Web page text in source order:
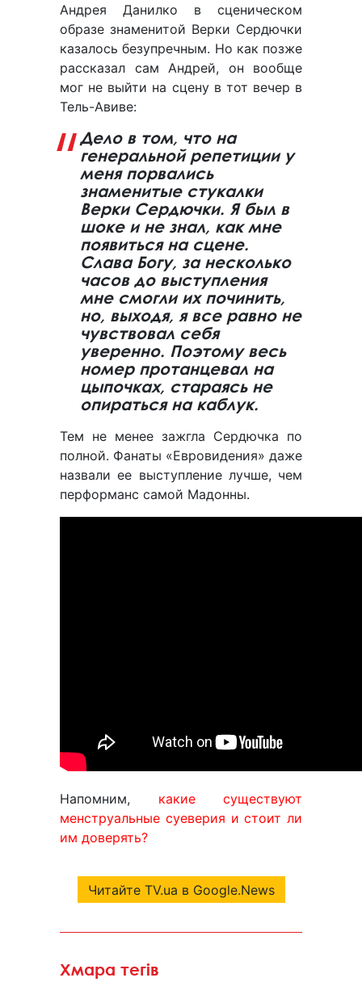
Андрея Данилко в сценическом
образе знаменитой Верки Сердючки
казалось безупречным. Но как позже
рассказал сам Андрей, он вообще
мог не выйти на сцену в тот вечер в
Тель-Авиве:
Дело в том, что на
генеральной репетиции у
меня порвались
знаменитые стукалки
Верки Сердючки. Я был в
шоке и не знал, как мне
появиться на сцене.
Слава Богу, за несколько
часов до выступления
мне смогли их починить,
но, выходя, я все равно не
чувствовал себя
уверенно. Поэтому весь
номер протанцевал на
цыпочках, стараясь не
опираться на каблук.
Тем не менее зажгла Сердючка по
полной. Фанаты «Евровидения» даже
назвали ее выступление лучше, чем
перформанс самой Мадонны.
Напомним, какие существуют
менструальные суеверия и стоит ли
им доверять?
Читайте TV.ua в Google.News
Хмара тегів